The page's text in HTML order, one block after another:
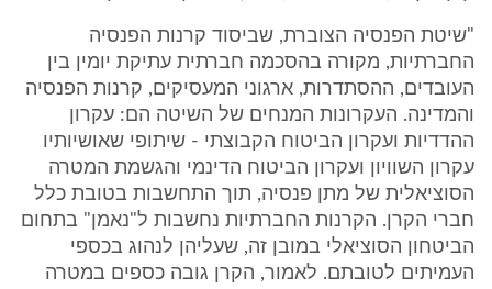
"שיטת הפנסיה הצוברת, שביסוד קרנות הפנסיה
החברתיות, מקורה בהסכמה חברתית עתיקת יומין בין
העובדים, ההסתדרות, ארגוני המעסיקים, קרנות הפנסיה
והמדינה. העקרונות המנחים של השיטה הם: עקרון
ההדדיות ועקרון הביטוח הקבוצתי - שיתופי שאושיותיו
עקרון השוויון ועקרון הביטוח הדינמי והגשמת המטרה
הסוציאלית של מתן פנסיה, תוך התחשבות בטובת כלל
חברי הקרן. הקרנות החברתיות נחשבות ל"נאמן" בתחום
הביטחון הסוציאלי במובן זה, שעליהן לנהוג בכספי
העמיתים לטובתם. לאמור, הקרן גובה כספים במטרה